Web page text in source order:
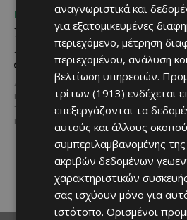
ΜΈΝΟΥΜΕ ΚΎΠΡΟ
Βραδινή πεζοπορία στον
Μαχαιρά με τον σκύλο
σου και θέα τις Περσείδες
Αν αγαπάς τις βόλτες στη φύση
και δεν αποχωρίζεσαι ποτέ τον
τετράποδο φίλο σου, τότε αυτή
η εμπειρία...
Τα
Μία
αναγνωριστικά και
για εξατομικευμένες
περιεχόμενο, μέτρηση
περιεχομένου, ανάλυση
βελτίωση υπηρεσιών.
τρίτων (1913) ενδέχεται
επεξεργάζονται τα
αυτούς και άλλους
συμπεριλαμβανομένης
ακριβών δεδομένων
χαρακτηριστικών
σας ισχύουν μόνο για
ιστότοπο. Ορισμένοι